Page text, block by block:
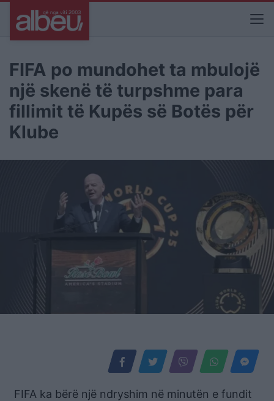
FIFA po mundohet ta mbulojë
një skenë të turpshme para
fillimit të Kupës së Botës për
Klube
FIFA ka bërë një ndryshim në minutën e fundit